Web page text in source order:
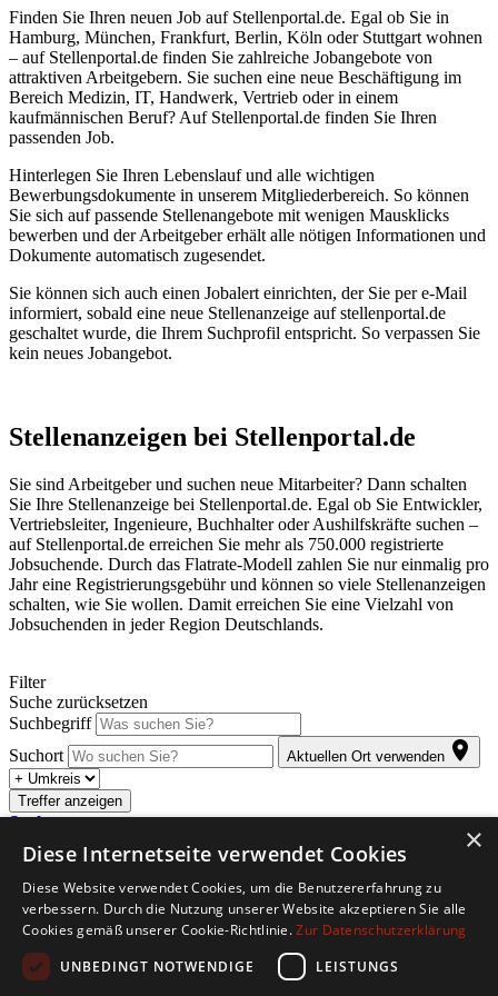
Finden Sie Ihren neuen Job auf Stellenportal.de. Egal ob Sie in
Hamburg, München, Frankfurt, Berlin, Köln oder Stuttgart wohnen
– auf Stellenportal.de finden Sie zahlreiche Jobangebote von
attraktiven Arbeitgebern. Sie suchen eine neue Beschäftigung im
Bereich Medizin, IT, Handwerk, Vertrieb oder in einem
kaufmännischen Beruf? Auf Stellenportal.de finden Sie Ihren
passenden Job.
Hinterlegen Sie Ihren Lebenslauf und alle wichtigen
Bewerbungsdokumente in unserem Mitgliederbereich. So können
Sie sich auf passende Stellenangebote mit wenigen Mausklicks
bewerben und der Arbeitgeber erhält alle nötigen Informationen und
Dokumente automatisch zugesendet.
Sie können sich auch einen Jobalert einrichten, der Sie per e-Mail
informiert, sobald eine neue Stellenanzeige auf stellenportal.de
geschaltet wurde, die Ihrem Suchprofil entspricht. So verpassen Sie
kein neues Jobangebot.
Stellenanzeigen bei Stellenportal.de
Sie sind Arbeitgeber und suchen neue Mitarbeiter? Dann schalten
Sie Ihre Stellenanzeige bei Stellenportal.de. Egal ob Sie Entwickler,
Vertriebsleiter, Ingenieure, Buchhalter oder Aushilfskräfte suchen –
auf Stellenportal.de erreichen Sie mehr als 750.000 registrierte
Jobsuchende. Durch das Flatrate-Modell zahlen Sie nur einmalig pro
Jahr eine Registrierungsgebühr und können so viele Stellenanzeigen
schalten, wie Sie wollen. Damit erreichen Sie eine Vielzahl von
Jobsuchenden in jeder Region Deutschlands.
Filter
Suche zurücksetzen
Suchbegriff
Suchort
Aktuellen Ort verwenden
Treffer anzeigen
Suche anpassen
Abonnieren Sie den kostenlosen Jobletter. Sobald für Sie passende
Stellenangebote eintreffen, werden Sie automatisch per E-Mail
informiert.
Copyright © 2026. Alle Rechte vorbehalten.
Jobbörse erstellen
×
Diese Internetseite verwendet Cookies
Diese Website verwendet Cookies, um die Benutzererfahrung zu
verbessern. Durch die Nutzung unserer Website akzeptieren Sie alle
Cookies gemäß unserer Cookie-Richtlinie.Zur Datenschutzerklärung
UNBEDINGT NOTWENDIGE
LEISTUNGS